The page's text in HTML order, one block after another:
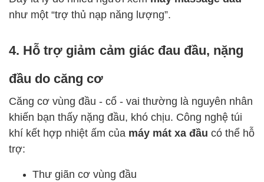
như một “trợ thủ nạp năng lượng”.
4. Hỗ trợ giảm cảm giác đau đầu, nặng
đầu do căng cơ
Căng cơ vùng đầu - cổ - vai thường là nguyên nhân
khiến bạn thấy nặng đầu, khó chịu. Công nghệ túi
khí kết hợp nhiệt ấm của máy mát xa đầu có thể hỗ
trợ:
Thư giãn cơ vùng đầu